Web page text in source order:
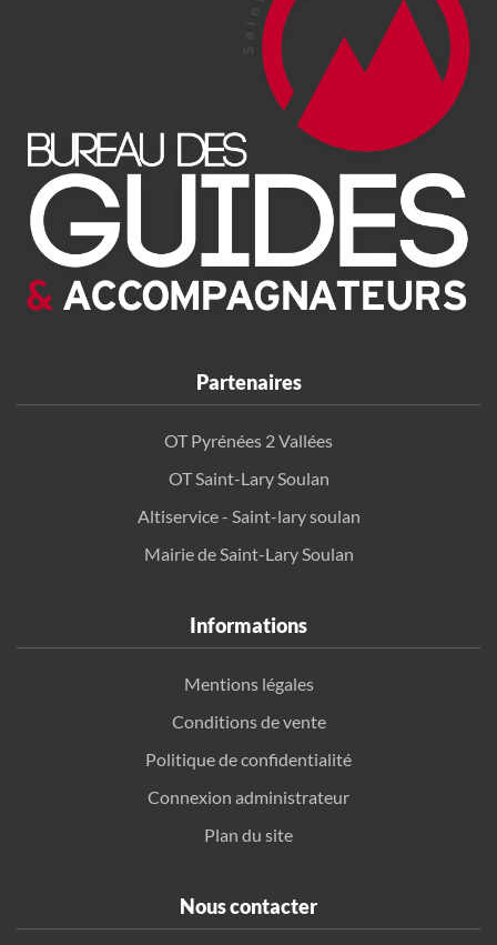
Partenaires
OT Pyrénées 2 Vallées
OT Saint-Lary Soulan
Altiservice - Saint-lary soulan
Mairie de Saint-Lary Soulan
Informations
Mentions légales
Conditions de vente
Politique de confidentialité
Connexion administrateur
Plan du site
Nous contacter